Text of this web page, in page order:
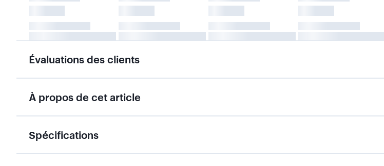
Évaluations des clients
À propos de cet article
Spécifications